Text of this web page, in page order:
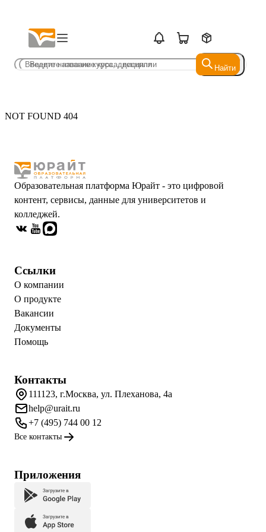
Найти
Найти
NOT FOUND 404
Образовательная платформа Юрайт - это цифровой
контент, сервисы, данные для университетов и
колледжей.
Ссылки
О компании
О продукте
Вакансии
Документы
Помощь
Контакты
111123, г.Москва, ул. Плеханова, 4а
help@urait.ru
+7 (495) 744 00 12
Все контакты
Приложения